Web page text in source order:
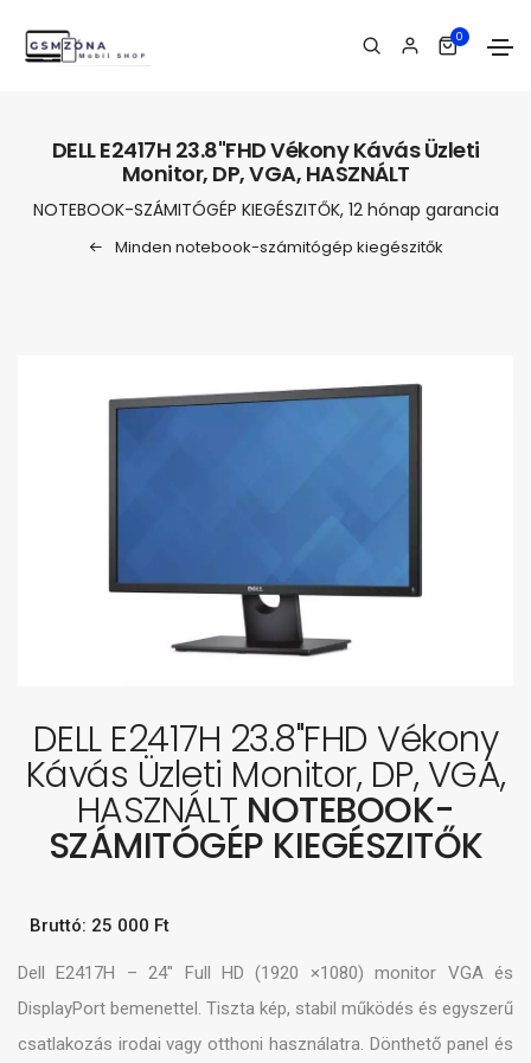
0
DELL E2417H 23.8"FHD Vékony Kávás Üzleti
Monitor, DP, VGA, HASZNÁLT
NOTEBOOK-SZÁMITÓGÉP KIEGÉSZITŐK, 12 hónap garancia
Minden notebook-számitógép kiegészitők
DELL E2417H 23.8"FHD Vékony
Kávás Üzleti Monitor, DP, VGA,
HASZNÁLTNOTEBOOK-
SZÁMITÓGÉP KIEGÉSZITŐK
Bruttó: 25 000 Ft
Dell E2417H – 24″ Full HD (1920 ×1080) monitor VGA és
DisplayPort bemenettel. Tiszta kép, stabil működés és egyszerű
csatlakozás irodai vagy otthoni használatra. Dönthető panel és